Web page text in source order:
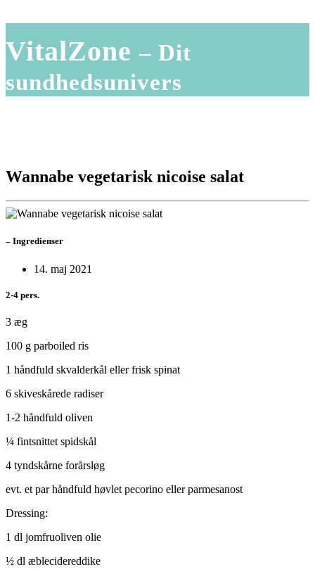
VitalZone– Dit
sundhedsunivers
Wannabe vegetarisk nicoise salat
– Ingredienser
14. maj 2021
2-4 pers.
3 æg
100 g parboiled ris
1 håndfuld skvalderkål eller frisk spinat
6 skiveskårede radiser
1-2 håndfuld oliven
¼ fintsnittet spidskål
4 tyndskårne forårsløg
evt. et par håndfuld høvlet pecorino eller parmesanost
Dressing:
1 dl jomfruoliven olie
½ dl æblecidereddike